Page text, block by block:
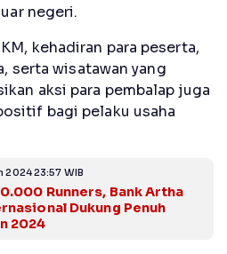
negeri.
kehadiran para peserta,
serta wisatawan yang
aksi para pembalap juga
bagi pelaku usaha
2024 23:57 WIB
Runners, Bank Artha
Dukung Penuh
2024